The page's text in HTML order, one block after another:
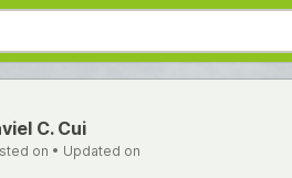
C. Cui
on • Updated on